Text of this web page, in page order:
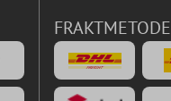
FRAKTMETODE